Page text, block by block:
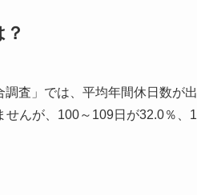
査」では、平均年間休日数が
せんが、100～109日が32.0％